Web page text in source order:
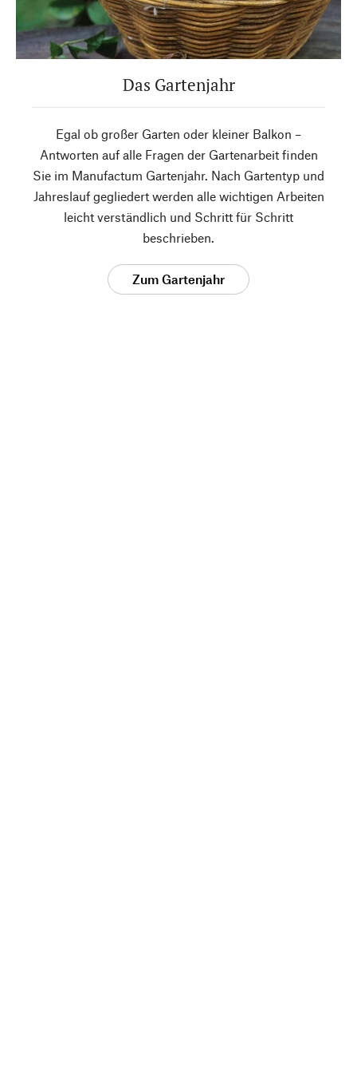
Das Gartenjahr
Egal ob großer Garten oder kleiner Balkon –
Antworten auf alle Fragen der Gartenarbeit finden
Sie im Manufactum Gartenjahr. Nach Gartentyp und
Jahreslauf gegliedert werden alle wichtigen Arbeiten
leicht verständlich und Schritt für Schritt
beschrieben.
Zum Gartenjahr